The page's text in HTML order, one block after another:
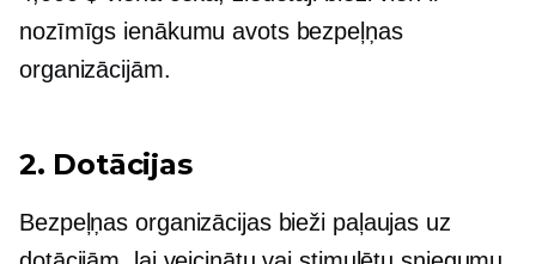
nozīmīgs ienākumu avots bezpeļņas
organizācijām.
2. Dotācijas
Bezpeļņas organizācijas bieži paļaujas uz